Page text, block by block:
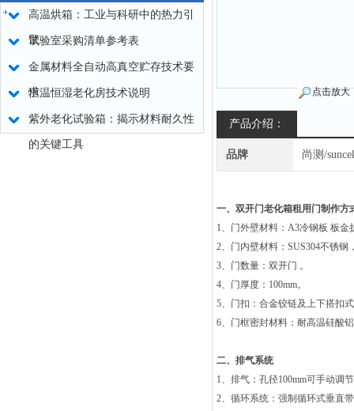
高温烘箱：工业与科研中的热力引
擎
试验室采购清单参考表
金属材料全自动高真空贮存技术要
求
恒温恒湿老化房技术说明
紫外老化试验箱：揭示材料耐久性
的关键工具
点击放大
产品介绍：
品牌 尚测/
一、 双开门老化箱租用 门制作方
1、门外壁材料： A3冷钢板 板金
2、门内壁材料： SUS304不锈钢
3、门数量：双开门 。
4、门厚度： 100mm。
5、门扣：合金铰链及上下搭扣
6、门框密封材料：耐高温硅酸
二、排气系统
1、排气：孔径100mm可手动调
2、循环系统：强制循环式垂直